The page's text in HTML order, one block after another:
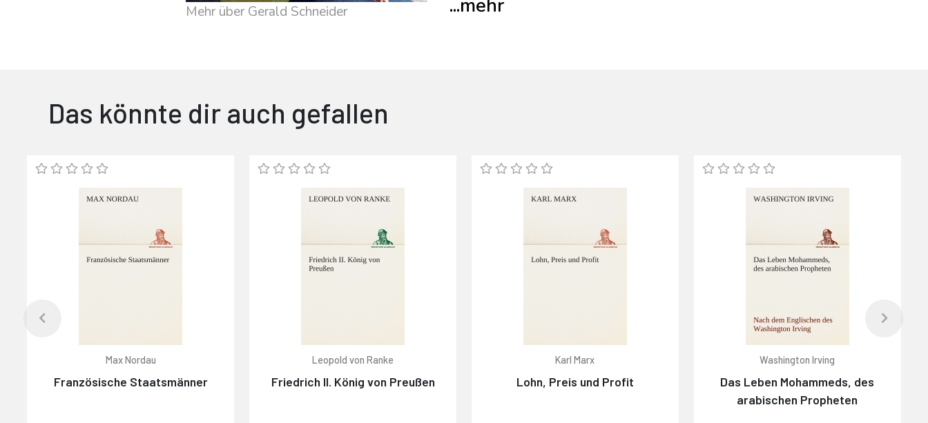
Mehr über Gerald Schneider
...mehr
Das könnte dir auch gefallen
Max Nordau
Französische Staatsmänner
Leopold von Ranke
Friedrich II. König von Preußen
Karl Marx
Lohn, Preis und Profit
Washington Irving
Das Leben Mohammeds, des
arabischen Propheten